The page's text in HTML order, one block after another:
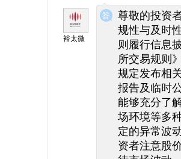
◆
◆
裕太微
尊敬的投资
规性与及时
则履行信息
所交易规则
规定发布相
报告及临时
能够充分了
场环境等多
定的异常波
资者注意股